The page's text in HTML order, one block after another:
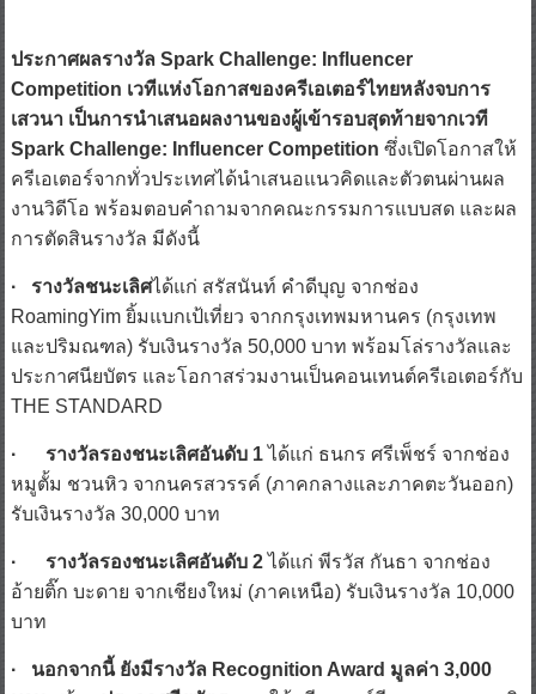
Competition เวทีแห่งโอกาสของครีเอเตอร์ไทยหลังจบการ
เสวนา เป็นการนำเสนอผลงานของผู้เข้ารอบสุดท้ายจากเวที
Spark Challenge: Influencer Competitionซึ่งเปิดโอกาสให้
ครีเอเตอร์จากทั่วประเทศได้นำเสนอแนวคิดและตัวตนผ่านผล
งานวิดีโอ พร้อมตอบคำถามจากคณะกรรมการแบบสด และผล
การตัดสินรางวัล มีดังนี้
RoamingYim ยิ้มแบกเป้เที่ยว จากกรุงเทพมหานคร (กรุงเทพ
และปริมณฑล) รับเงินรางวัล 50,000 บาท พร้อมโล่รางวัลและ
ประกาศนียบัตร และโอกาสร่วมงานเป็นคอนเทนต์ครีเอเตอร์กับ
THE STANDARD
หมูตั้ม ชวนหิว จากนครสวรรค์ (ภาคกลางและภาคตะวันออก)
รับเงินรางวัล 30,000 บาท
อ้ายติ๊ก บะดาย จากเชียงใหม่ (ภาคเหนือ) รับเงินรางวัล 10,000
บาท
บาทพร้อมประกาศนียบัตรมอบให้ครีเอเตอร์อีกหลายราย อาทิ